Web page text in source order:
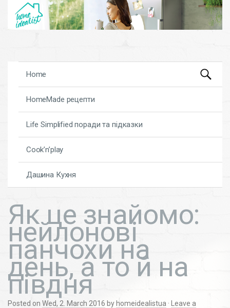
Skip to content
Home
HomeMade рецепти
Life Simplified поради та підказки
Cook’n’play
Дашина Кухня
Search
for:
Як це знайомо:
нейлонові
панчохи на
день, а то й на
півдня
Posted on Wed, 2. March 2016 by homeidealistua ·
Leave a